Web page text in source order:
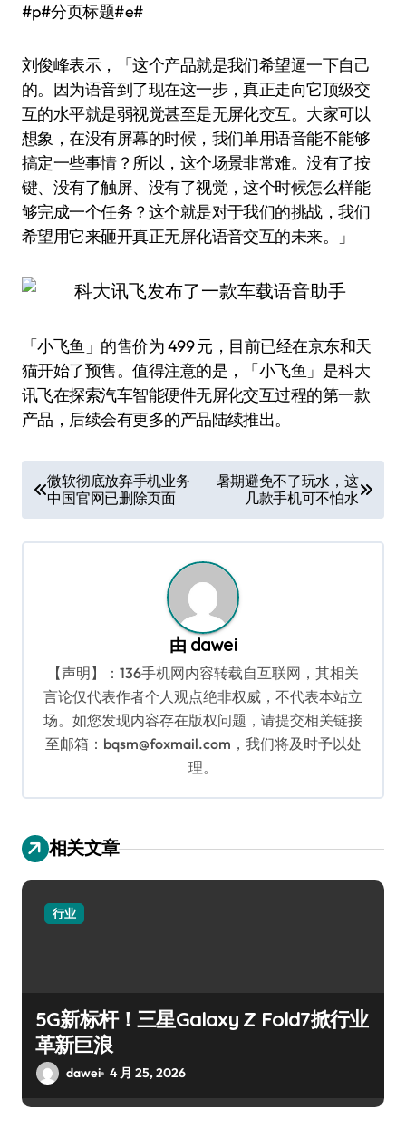
#p#分页标题#e#
刘俊峰表示，「这个产品就是我们希望逼一下自己
的。因为语音到了现在这一步，真正走向它顶级交
互的水平就是弱视觉甚至是无屏化交互。大家可以
想象，在没有屏幕的时候，我们单用语音能不能够
搞定一些事情？所以，这个场景非常难。没有了按
键、没有了触屏、没有了视觉，这个时候怎么样能
够完成一个任务？这个就是对于我们的挑战，我们
希望用它来砸开真正无屏化语音交互的未来。」
「小飞鱼」的售价为 499 元，目前已经在京东和天
猫开始了预售。值得注意的是，「小飞鱼」是科大
讯飞在探索汽车智能硬件无屏化交互过程的第一款
产品，后续会有更多的产品陆续推出。
章
导
微软彻底放弃手机业务
中国官网已删除页面
暑期避免不了玩水，这
几款手机可不怕水
由 dawei
【声明】：136手机网内容转载自互联网，其相关
言论仅代表作者个人观点绝非权威，不代表本站立
场。如您发现内容存在版权问题，请提交相关链接
至邮箱：bqsm@foxmail.com，我们将及时予以处
理。
相关文章
行业
5G新标杆！三星Galaxy Z Fold7掀行业
革新巨浪
dawei 4 月 25, 2026